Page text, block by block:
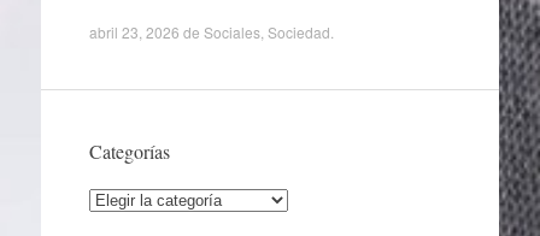
abril 23, 2026 de Sociales, Sociedad
Categorías
Categorías